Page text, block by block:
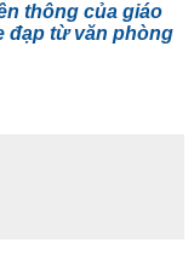
thông của giáo
đạp từ văn phòng